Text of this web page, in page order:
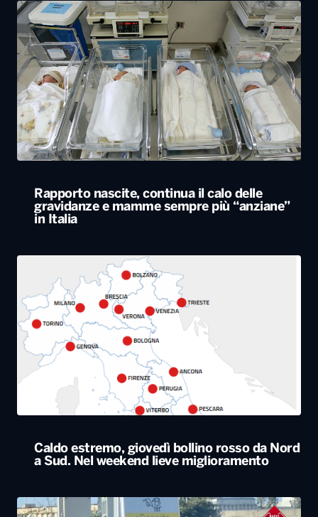
Rapporto nascite, continua il calo delle
gravidanze e mamme sempre più “anziane”
in Italia
Caldo estremo, giovedì bollino rosso da Nord
a Sud. Nel weekend lieve miglioramento